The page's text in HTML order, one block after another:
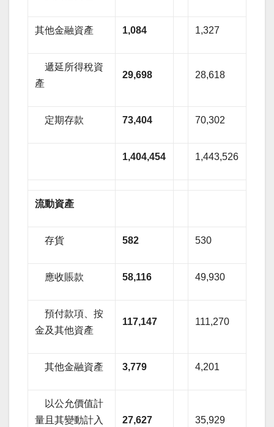
其他金融資產 1,084 1,327
遞延所得稅資
產
29,698 28,618
定期存款 73,404 70,302
1,404,454 1,443,526
流動資產
存貨 582 530
應收賬款 58,116 49,930
預付款項、按
金及其他資產
117,147 111,270
其他金融資產 3,779 4,201
以公允價值計
量且其變動計入
27,627 35,929